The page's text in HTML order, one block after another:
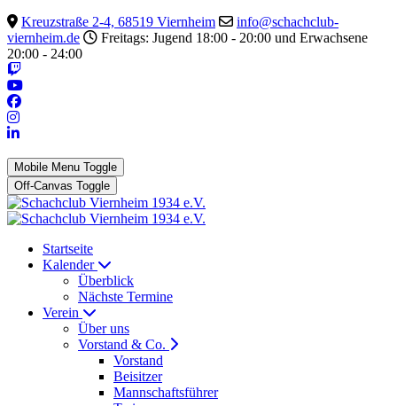
Kreuzstraße 2-4, 68519 Viernheim
info@schachclub-
viernheim.de
Freitags: Jugend 18:00 - 20:00 und Erwachsene
20:00 - 24:00
Mobile Menu Toggle
Off-Canvas Toggle
Startseite
Kalender
Überblick
Nächste Termine
Verein
Über uns
Vorstand & Co.
Vorstand
Beisitzer
Mannschaftsführer